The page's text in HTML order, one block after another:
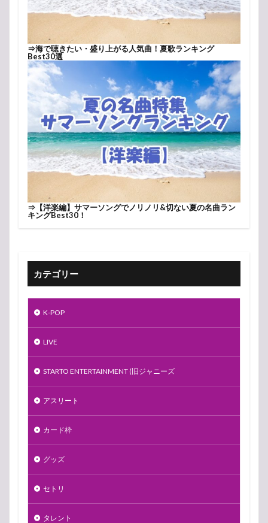
⇒海で聴きたい・盛り上がる人気曲！夏歌ランキング
Best30選
⇒ 【洋楽編】サマーソングでノリノリ&切ない夏の名曲ラン
キングBest30！
カテゴリー
K-POP
LIVE
STARTO ENTERTAINMENT (旧ジャニーズ
アスリート
カード枠
グッズ
セトリ
タレント